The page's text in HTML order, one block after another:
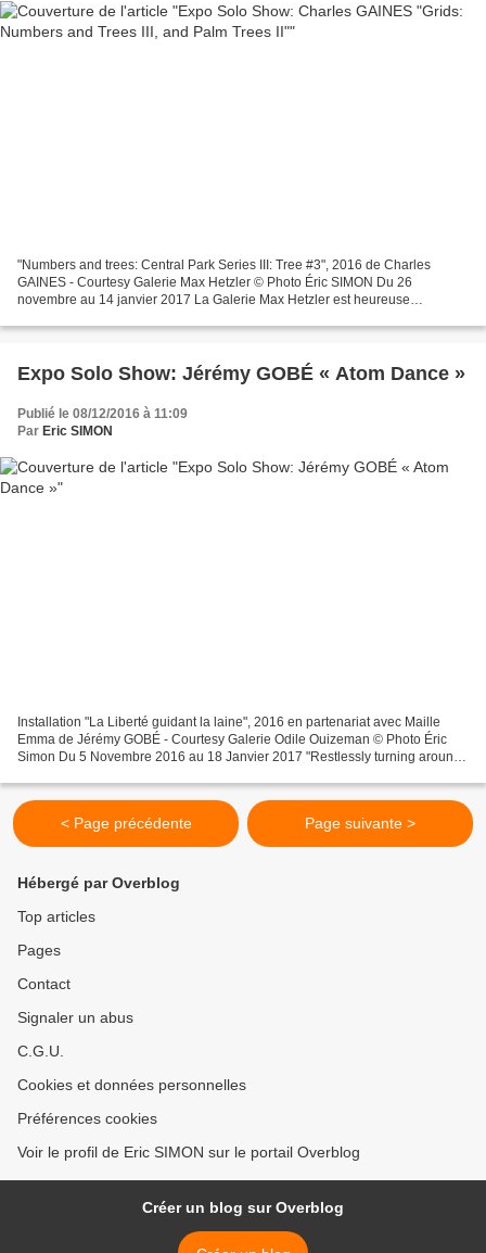
"Numbers and trees: Central Park Series III: Tree #3", 2016 de Charles
GAINES - Courtesy Galerie Max Hetzler © Photo Éric SIMON Du 26
novembre au 14 janvier 2017 La Galerie Max Hetzler est heureuse
Expo Solo Show: Jérémy GOBÉ « Atom Dance »
Publié le 08/12/2016 à 11:09
Par Eric SIMON
Installation "La Liberté guidant la laine", 2016 en partenariat avec Maille
Emma de Jérémy GOBÉ - Courtesy Galerie Odile Ouizeman © Photo Éric
Simon Du 5 Novembre 2016 au 18 Janvier 2017 "Restlessly turning around
< Page précédente Page suivante >
Hébergé par Overblog
Top articles
Pages
Contact
Signaler un abus
C.G.U.
Cookies et données personnelles
Préférences cookies
Voir le profil de Eric SIMON sur le portail Overblog
Créer un blog sur Overblog